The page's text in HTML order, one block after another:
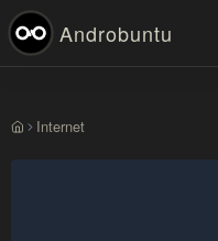
Androbuntu
BerandaInternet